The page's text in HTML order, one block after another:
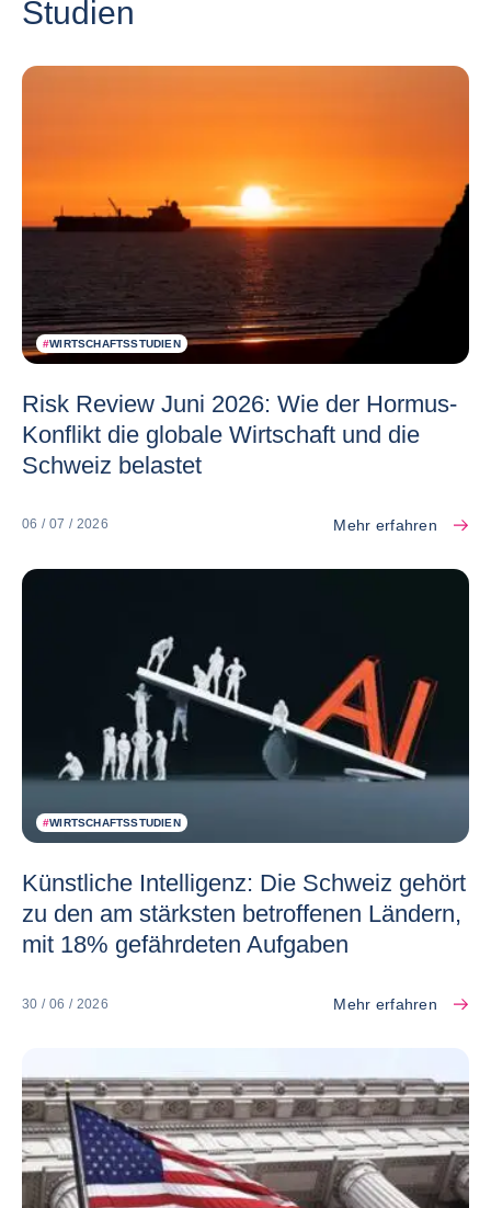
Studien
#WIRTSCHAFTSSTUDIEN
Risk Review Juni 2026: Wie der Hormus-
Konflikt die globale Wirtschaft und die
Schweiz belastet
06 / 07 / 2026 Mehr erfahren
#WIRTSCHAFTSSTUDIEN
Künstliche Intelligenz: Die Schweiz gehört
zu den am stärksten betroffenen Ländern,
mit 18% gefährdeten Aufgaben
30 / 06 / 2026 Mehr erfahren